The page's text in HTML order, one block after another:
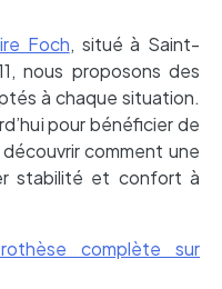
Foch, situé à Saint-
nous proposons des
à chaque situation.
pour bénéficier de
comment une
stabilité et confort à
complète sur